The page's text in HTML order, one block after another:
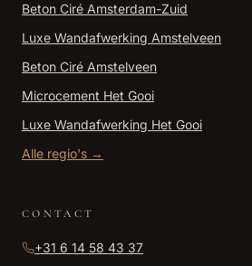
Beton Ciré Amsterdam-Zuid
Luxe Wandafwerking Amstelveen
Beton Ciré Amstelveen
Microcement Het Gooi
Luxe Wandafwerking Het Gooi
Alle regio's →
CONTACT
+31 6 14 58 43 37